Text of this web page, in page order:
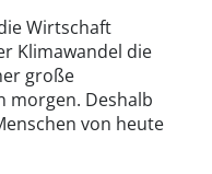
Wirtschaft
Klimawandel die
große
morgen. Deshalb
von heute